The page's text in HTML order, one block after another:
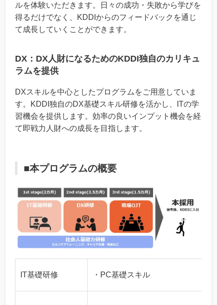
ルを体験いただきます。日々の成功・失敗から学びを
得るだけでなく、KDDIからのフィードバックを通じ
て成長していくことができます。
DX：DX人財になるためのKDDI独自のカリキュ
ラムを提供
DXスキルを中心としたプログラムをご用意していま
す。KDDI独自のDX基礎スキル研修を活かし、ITの学
習機会を提供します。効率の良いインプット機会を経
て即戦力人財への成長を目指します。
■本プログラムの概要
IT基礎研修 ・PC基礎スキル